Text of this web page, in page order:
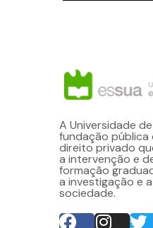
A Universidade
fundação pública
direito privado
a intervenção e
formação
a investigação e
sociedade.